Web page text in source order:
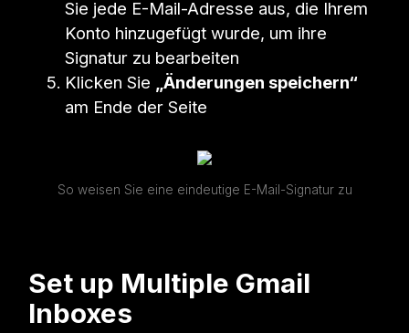
Sie jede E-Mail-Adresse aus, die Ihrem
Konto hinzugefügt wurde, um ihre
Signatur zu bearbeiten
Klicken Sie
„Änderungen speichern“
am Ende der Seite
So weisen Sie eine eindeutige E-Mail-Signatur zu
Set up Multiple Gmail
Inboxes